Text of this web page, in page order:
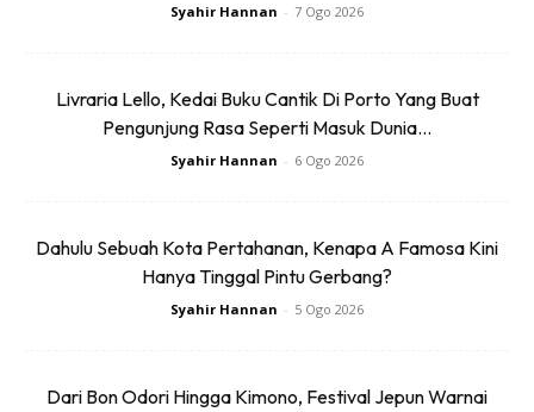
Syahir Hannan - 7 Ogo 2026
Livraria Lello, Kedai Buku Cantik Di Porto Yang Buat
Pengunjung Rasa Seperti Masuk Dunia...
Syahir Hannan - 6 Ogo 2026
Dahulu Sebuah Kota Pertahanan, Kenapa A Famosa Kini
Hanya Tinggal Pintu Gerbang?
Syahir Hannan - 5 Ogo 2026
Dari Bon Odori Hingga Kimono, Festival Jepun Warnai